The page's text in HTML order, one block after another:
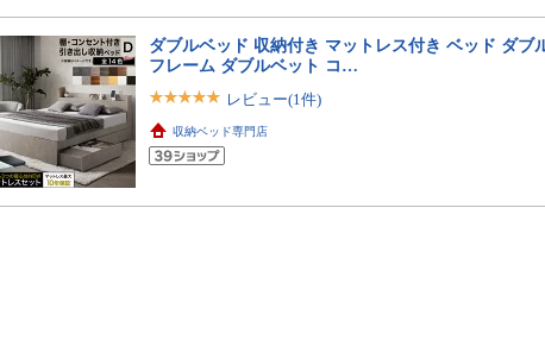
ダブルベッド 収納付き マットレス付き ベッド ダブ
フレーム ダブルベット コ…
レビュー(1件)
収納ベッド専門店